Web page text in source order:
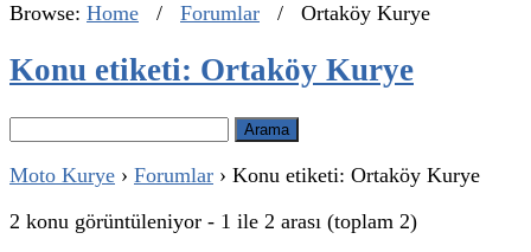
Browse: Home / Forumlar / Ortaköy Kurye
Konu etiketi: Ortaköy Kurye
Arama:
Moto Kurye › Forumlar › Konu etiketi: Ortaköy Kurye
2 konu görüntüleniyor - 1 ile 2 arası (toplam 2)